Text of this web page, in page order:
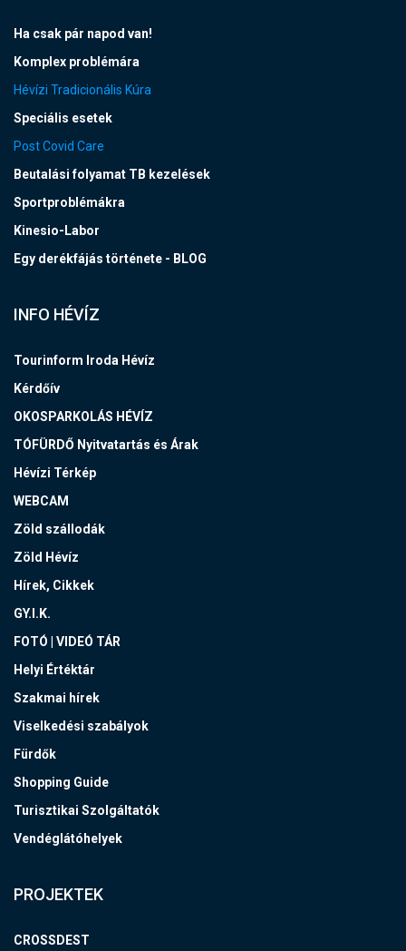
Ha csak pár napod van!
Komplex problémára
Hévízi Tradicionális Kúra
Speciális esetek
Post Covid Care
Beutalási folyamat TB kezelések
Sportproblémákra
Kinesio-Labor
Egy derékfájás története - BLOG
INFO HÉVÍZ
Tourinform Iroda Hévíz
Kérdőív
OKOSPARKOLÁS HÉVÍZ
TÓFÜRDŐ Nyitvatartás és Árak
Hévízi Térkép
WEBCAM
Zöld szállodák
Zöld Hévíz
Hírek, Cikkek
GY.I.K.
FOTÓ | VIDEÓ TÁR
Helyi Értéktár
Szakmai hírek
Viselkedési szabályok
Fürdők
Shopping Guide
Turisztikai Szolgáltatók
Vendéglátóhelyek
PROJEKTEK
CROSSDEST